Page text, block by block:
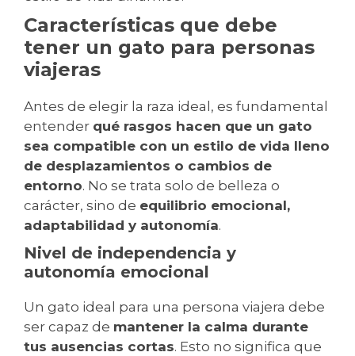
Características que debe
tener un gato para personas
viajeras
Antes de elegir la raza ideal, es fundamental
entender qué rasgos hacen que un gato
sea compatible con un estilo de vida lleno
de desplazamientos o cambios de
entorno. No se trata solo de belleza o
carácter, sino de equilibrio emocional,
adaptabilidad y autonomía.
Nivel de independencia y
autonomía emocional
Un gato ideal para una persona viajera debe
ser capaz de mantener la calma durante
tus ausencias cortas. Esto no significa que